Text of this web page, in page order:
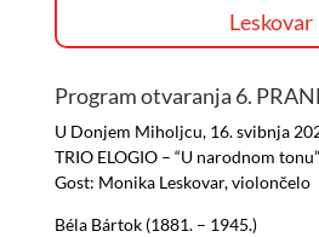
Leskovar
Program otvaranja 6.
U Donjem Miholjcu, 16. svibnja
TRIO ELOGIO – “U narodnom tonu”
Gost: Monika Leskovar, violončelo
Béla Bártok (1881. – 1945.)